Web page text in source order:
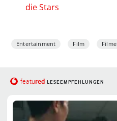
die Stars
Entertainment Film Filme
featured LESEEMPFEHLUNGEN